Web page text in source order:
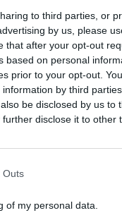
to third parties, or
by us, please
that after your opt-out
based on personal
prior to your opt-out.
by third
be disclosed by us to
disclose it to other
Outs
of my personal data.
Amantes
Olivia